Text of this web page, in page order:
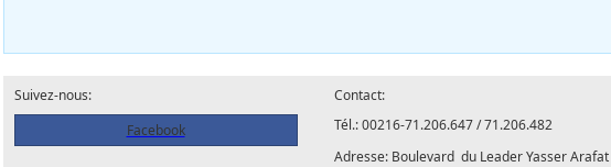
Suivez-nous:
Facebook
Contact:
Tél.: 00216-71.206.647 / 71.206.482
Adresse: Boulevard du Leader Yasser Arafat